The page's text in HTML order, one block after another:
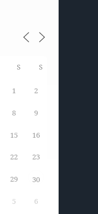
S S
1 2
8 9
15 16
22 23
29 30
5 6